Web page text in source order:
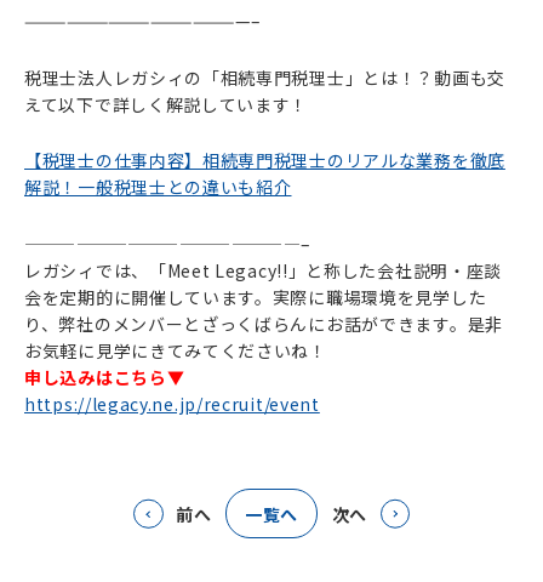
————————————————–
税理士法人レガシィの「相続専門税理士」とは！？動画も交
えて以下で詳しく解説しています！
【税理士の仕事内容】相続専門税理士のリアルな業務を徹底
解説！一般税理士との違いも紹介
————————————————–
レガシィでは、「Meet Legacy!!」と称した会社説明・座談
会を定期的に開催しています。実際に職場環境を見学した
り、弊社のメンバーとざっくばらんにお話ができます。是非
お気軽に見学にきてみてくださいね！
申し込みはこちら▼
https://legacy.ne.jp/recruit/event
前へ 一覧へ 次へ